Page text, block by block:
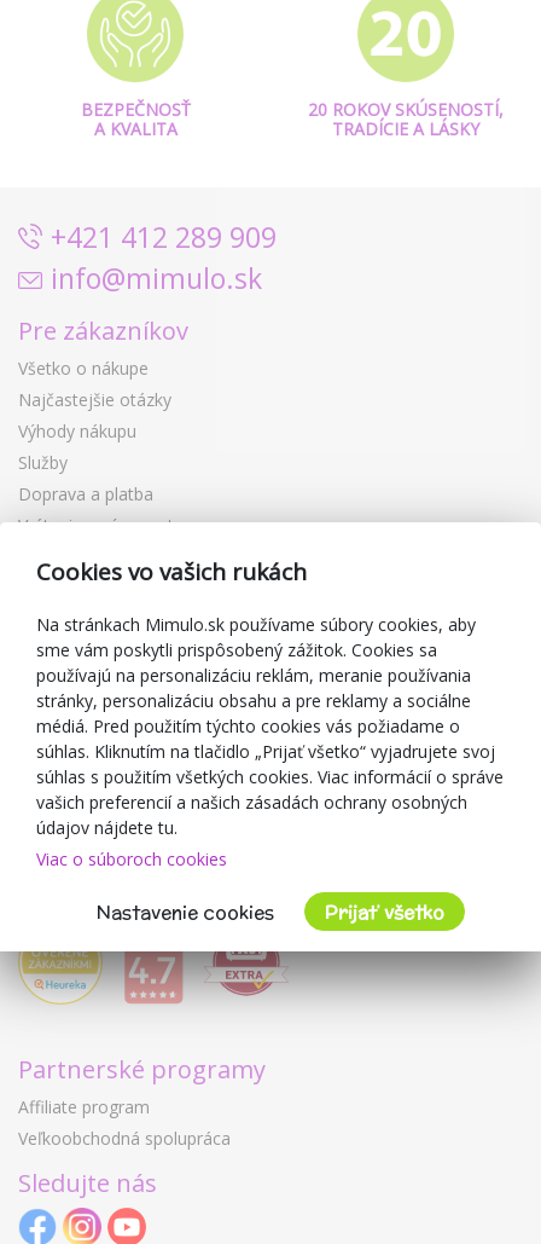
BEZPEČNOSŤ
A KVALITA
20 ROKOV SKÚSENOSTÍ,
TRADÍCIE A LÁSKY
+421 412 289 909
info@mimulo.sk
Pre zákazníkov
Všetko o nákupe
Najčastejšie otázky
Výhody nákupu
Služby
Doprava a platba
Vrátenie a výmena tovaru
Reklamácia
Darčekové poukážky
Zľavové kupóny
Blog
O predajcovi
Mimulo.sk
Obchodné podmienky
Ochrana osobných údajov GDPR
Kontakty
Spolupracujeme
Partnerské programy
Affiliate program
Veľkoobchodná spolupráca
Sledujte nás
Cookies vo vašich rukách
Na stránkach Mimulo.sk používame súbory cookies, aby
sme vám poskytli prispôsobený zážitok. Cookies sa
používajú na personalizáciu reklám, meranie používania
stránky, personalizáciu obsahu a pre reklamy a sociálne
médiá. Pred použitím týchto cookies vás požiadame o
súhlas. Kliknutím na tlačidlo „Prijať všetko“ vyjadrujete svoj
súhlas s použitím všetkých cookies. Viac informácií o správe
vašich preferencií a našich zásadách ochrany osobných
údajov nájdete tu.
Viac o súboroch cookies
Nastavenie cookies Prijať všetko